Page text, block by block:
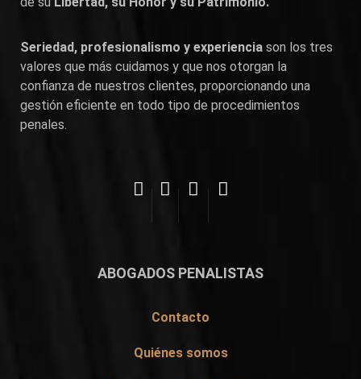
Seriedad, profesionalismo y experiencia son los tres
valores que más cuidamos y que nos otorgan la
confianza de nuestros clientes, proporcionando una
gestión eficiente en todo tipo de procedimientos
penales.
ABOGADOS PENALISTAS
Contacto
Quiénes somos